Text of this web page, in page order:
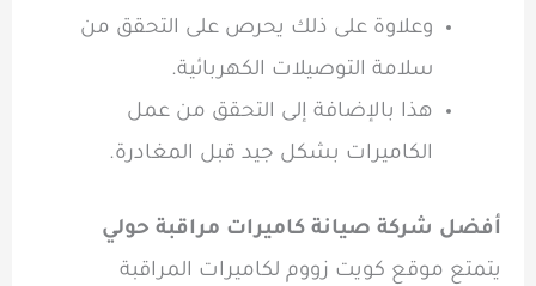
وعلاوة على ذلك يحرص على التحقق من
سلامة التوصيلات الكهربائية.
هذا بالإضافة إلى التحقق من عمل
الكاميرات بشكل جيد قبل المغادرة.
أفضل شركة صيانة كاميرات مراقبة حولي
يتمتع موقع كويت زووم لكاميرات المراقبة